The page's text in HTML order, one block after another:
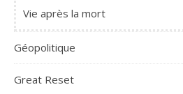
Vie après la mort
Géopolitique
Great Reset